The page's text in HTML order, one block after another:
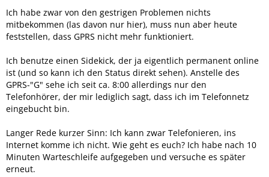
Ich habe zwar von den gestrigen Problemen nichts
mitbekommen (las davon nur hier), muss nun aber heute
feststellen, dass GPRS nicht mehr funktioniert.
Ich benutze einen Sidekick, der ja eigentlich permanent online
ist (und so kann ich den Status direkt sehen). Anstelle des
GPRS-"G" sehe ich seit ca. 8:00 allerdings nur den
Telefonhörer, der mir lediglich sagt, dass ich im Telefonnetz
eingebucht bin.
Langer Rede kurzer Sinn: Ich kann zwar Telefonieren, ins
Internet komme ich nicht. Wie geht es euch? Ich habe nach 10
Minuten Warteschleife aufgegeben und versuche es später
erneut.